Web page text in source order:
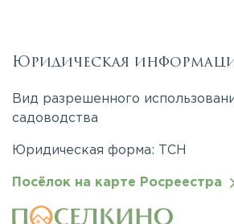
Юридическая
Вид разрешенного
садоводства
Юридическая форма: ТСН
Посёлок на карте Росреестра